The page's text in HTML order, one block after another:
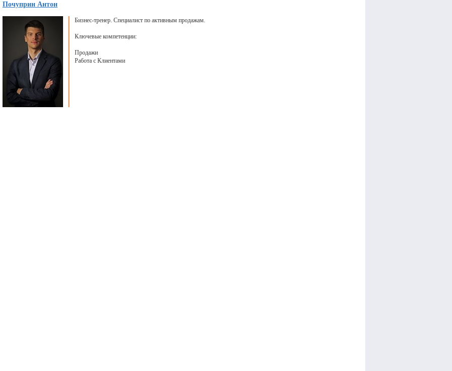
Почуприн Антон
Бизнес-тренер. Специалист по активным продажам.
Ключевые компетенции:
Продажи
Работа с Клиентами